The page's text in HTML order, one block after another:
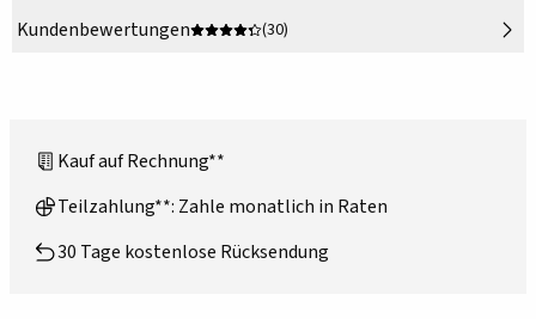
Kundenbewertungen
(30)
Kauf auf Rechnung**
Teilzahlung**: Zahle monatlich in Raten
30 Tage kostenlose Rücksendung